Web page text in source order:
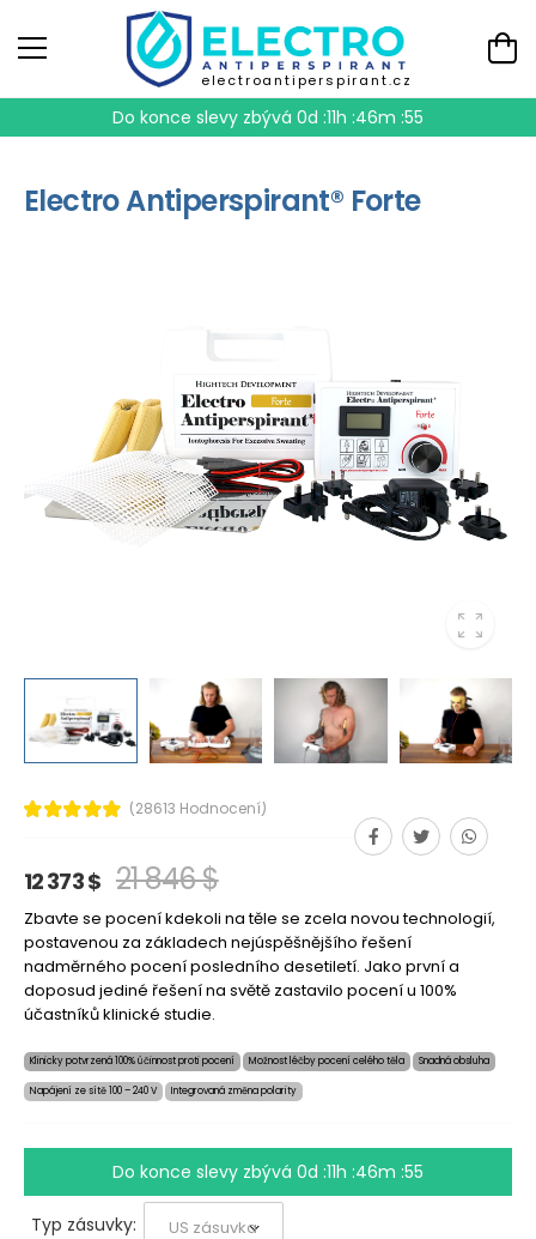
electroantiperspirant.cz
Do konce slevy zbývá 0d :11h :46m :54
Electro Antiperspirant® Forte
(28613 Hodnocení)
12 373 $ 21 846 $
Zbavte se pocení kdekoli na těle se zcela novou technologií,
postavenou za základech nejúspěšnějšího řešení
nadměrného pocení posledního desetiletí. Jako první a
doposud jediné řešení na světě zastavilo pocení u 100%
účastníků klinické studie.
Klinicky potvrzená 100% účinnost proti pocení Možnost léčby pocení celého těla Snadná obsluha
Napájení ze sítě 100 – 240 V Integrovaná změna polarity
Do konce slevy zbývá 0d :11h :46m :54
Typ zásuvky: